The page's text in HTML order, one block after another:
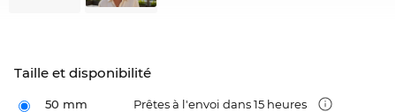
Taille et disponibilité
50 mm Prêtes à l'envoi dans 15 heures